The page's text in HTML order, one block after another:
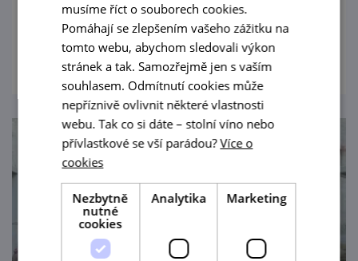
klasiky i rodiny s dětmi.
prohlédnout
musíme říct o souborech cookies.
Pomáhají se zlepšením vašeho zážitku na
tomto webu, abychom sledovali výkon
stránek a tak. Samozřejmě jen s vaším
souhlasem. Odmítnutí cookies může
nepříznivě ovlivnit některé vlastnosti
webu. Tak co si dáte – stolní víno nebo
přívlastkové se vší parádou?Více o
cookies
Nezbytně
nutné
cookies
Analytika Marketing